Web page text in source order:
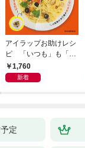
アイラップお助けレシ
ピ 「いつも」も「も
しも」もおいしい！
1,760
新着
定